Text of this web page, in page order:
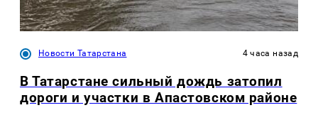
Новости Татарстана 4 часа назад
В Татарстане сильный дождь затопил
дороги и участки в Апастовском районе